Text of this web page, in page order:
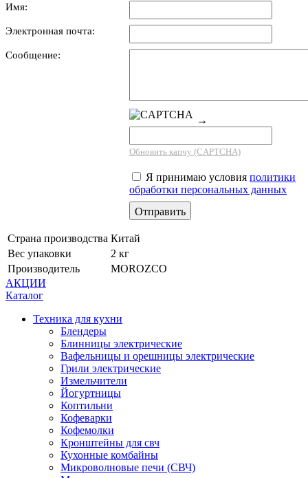
Имя:
Электронная почта:
Сообщение:
→
Обновить капчу (CAPTCHA)
Я принимаю условия политики
обработки персональных данных
Страна производства Китай
Вес упаковки
2 кг
Производитель
MOROZCO
АКЦИИ
Каталог
Техника для кухни
Блендеры
Блинницы электрические
Вафельницы и орешницы электрические
Грили электрические
Измельчители
Йогуртницы
Коптильни
Кофеварки
Кофемолки
Кронштейны для свч
Кухонные комбайны
Микроволновые печи (СВЧ)